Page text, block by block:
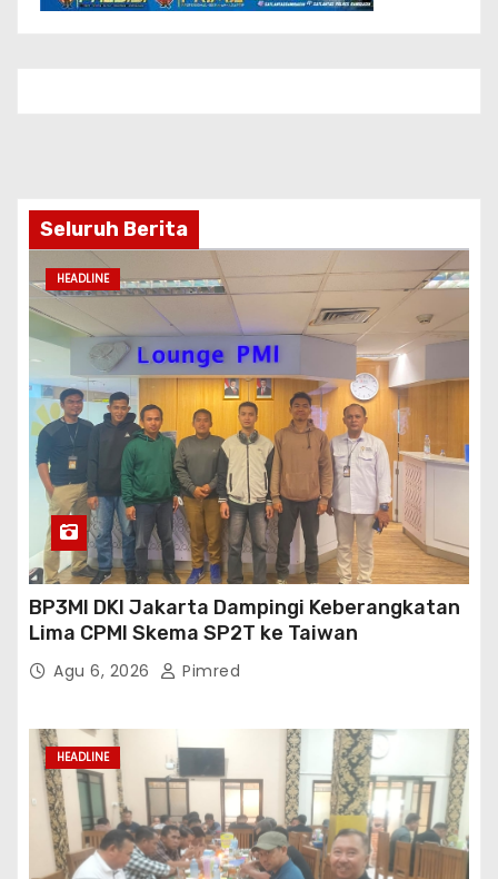
Seluruh Berita
HEADLINE
BP3MI DKI Jakarta Dampingi Keberangkatan
Lima CPMI Skema SP2T ke Taiwan
Agu 6, 2026 Pimred
HEADLINE